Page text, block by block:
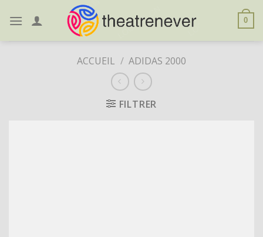
0
ACCUEIL / ADIDAS 2000
FILTRER